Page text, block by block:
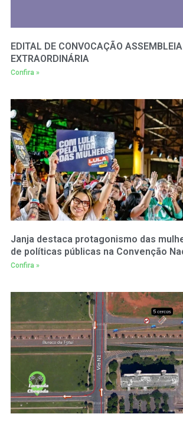
EDITAL DE CONVOCAÇÃO
EXTRAORDINÁRIA
Confira »
Janja destaca protagonismo das
de políticas públicas na Convenção
Confira »